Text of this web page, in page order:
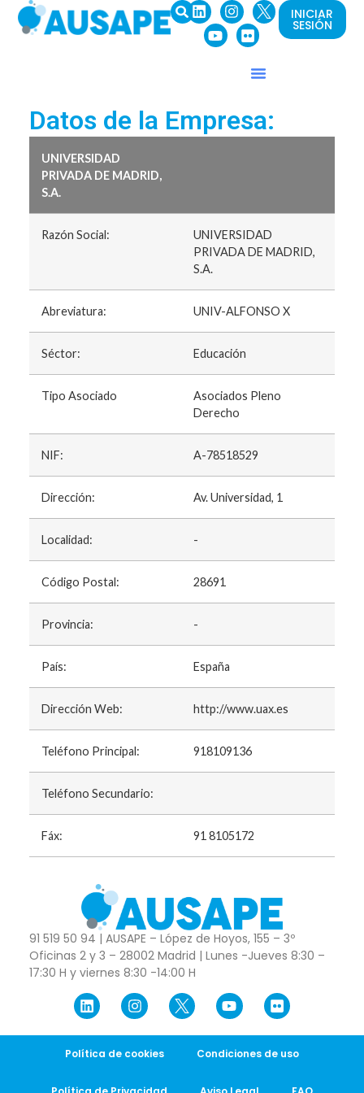
INICIAR
SESIÓN
Datos de la Empresa:
UNIVERSIDAD
PRIVADA DE MADRID,
S.A.
Razón Social:
UNIVERSIDAD
PRIVADA DE MADRID,
S.A.
Abreviatura: UNIV-ALFONSO X
Séctor: Educación
Tipo Asociado
Asociados Pleno
Derecho
NIF: A-78518529
Dirección: Av. Universidad, 1
Localidad: -
Código Postal: 28691
Provincia: -
País: España
Dirección Web: http://www.uax.es
Teléfono Principal: 918109136
Teléfono Secundario:
Fáx: 91 8105172
91 519 50 94 | AUSAPE – López de Hoyos, 155 – 3º
Oficinas 2 y 3 – 28002 Madrid | Lunes -Jueves 8:30 –
17:30 H y viernes 8:30 -14:00 H
Política de cookies Condiciones de uso